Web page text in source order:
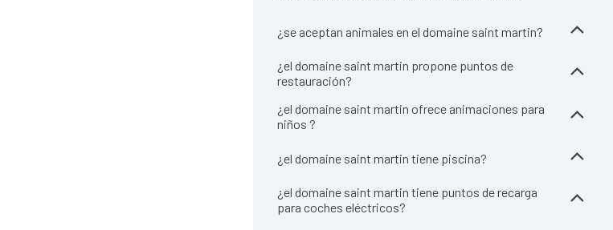
¿se aceptan animales en el domaine saint martin?
¿el domaine saint martin propone puntos de
restauración?
¿el domaine saint martin ofrece animaciones para
niños ?
¿el domaine saint martin tiene piscina?
¿el domaine saint martin tiene puntos de recarga
para coches eléctricos?